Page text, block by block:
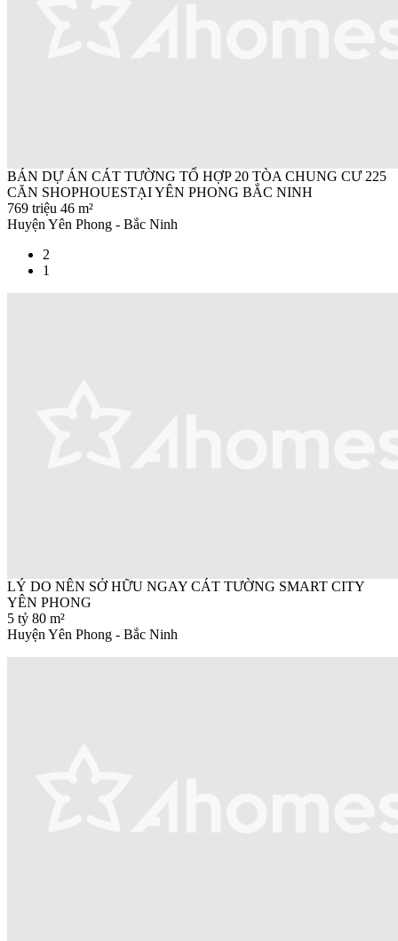
BÁN DỰ ÁN CÁT TƯỜNG TỔ HỢP 20 TÒA CHUNG CƯ 225
CĂN SHOPHOUESTẠI YÊN PHONG BẮC NINH
769 triệu 46 m²
Huyện Yên Phong - Bắc Ninh
2
1
LÝ DO NÊN SỞ HỮU NGAY CÁT TƯỜNG SMART CITY
YÊN PHONG
5 tỷ 80 m²
Huyện Yên Phong - Bắc Ninh